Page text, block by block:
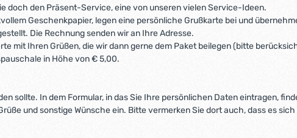
doch den Präsent-Service, eine von unseren vielen Service-Ideen.
Geschenkpapier, legen eine persönliche Grußkarte bei und
Die Rechnung senden wir an Ihre Adresse.
mit Ihren Grüßen, die wir dann gerne dem Paket beilegen (bitte
in Höhe von € 5,00.
sollte. In dem Formular, in das Sie Ihre persönlichen Daten eintragen,
und sonstige Wünsche ein. Bitte vermerken Sie dort auch, dass es